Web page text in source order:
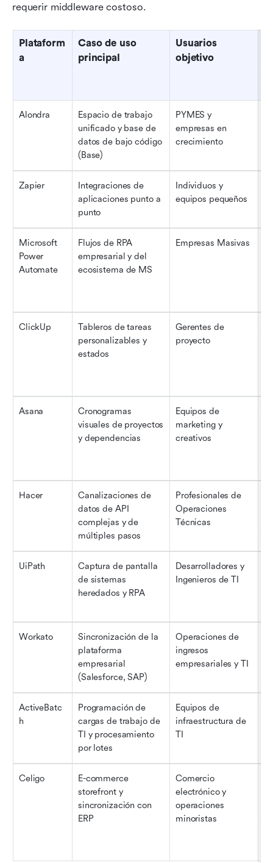
requerir middleware costoso.
Plataform
a
Caso de uso
principal
Usuarios
objetivo
Alondra
Espacio de trabajo
unificado y base de
datos de bajo código
(Base)
PYMES y
empresas en
crecimiento
Zapier
Integraciones de
aplicaciones punto a
punto
Individuos y
equipos pequeños
Microsoft
Power
Automate
Flujos de RPA
empresarial y del
ecosistema de MS
Empresas Masivas
ClickUp
Tableros de tareas
personalizables y
estados
Gerentes de
proyecto
Asana
Cronogramas
visuales de proyectos
y dependencias
Equipos de
marketing y
creativos
Hacer
Canalizaciones de
datos de API
complejas y de
múltiples pasos
Profesionales de
Operaciones
Técnicas
UiPath
Captura de pantalla
de sistemas
heredados y RPA
Desarrolladores y
Ingenieros de TI
Workato
Sincronización de la
plataforma
empresarial
(Salesforce, SAP)
Operaciones de
ingresos
empresariales y TI
ActiveBatc
h
Programación de
cargas de trabajo de
TI y procesamiento
por lotes
Equipos de
infraestructura de
TI
Celigo
E-commerce
storefront y
sincronización con
ERP
Comercio
electrónico y
operaciones
minoristas